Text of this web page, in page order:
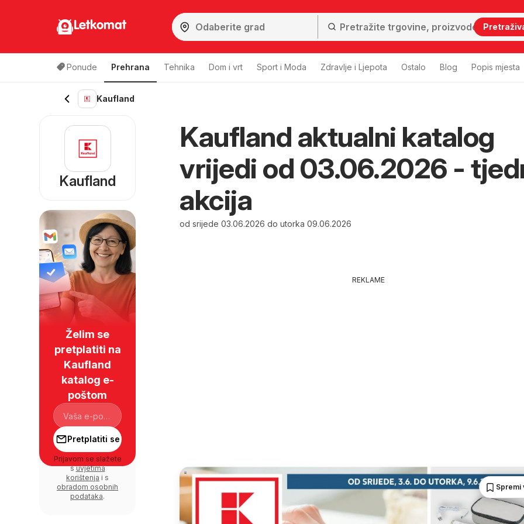
Letkomat
Ponude Prehrana Tehnika Dom i vrt Sport i Moda Zdravlje i Ljepota Ostalo Blog Popis mjesta
Kaufland
Kaufland aktualni katalog
vrijedi od 03.06.2026 -
akcija
od srijede 03.06.2026 do utorka 09.06.2026
REKLAME
Spremi
Kaufland
Želim se
pretplatiti na
Kaufland
katalog e-
poštom
Pretplatiti se
Prijavom se slažete
suvjetima
korištenja i s
obradom osobnih
podataka.